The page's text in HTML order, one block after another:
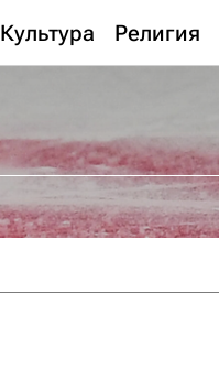
Культура Религия